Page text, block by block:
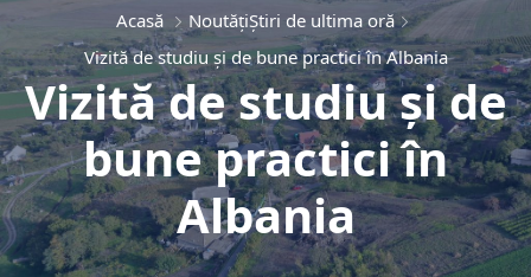
Acasă NoutățiȘtiri de ultima oră
Vizită de studiu și de bune practici în Albania
Vizită de studiu și de
bune practici în
Albania